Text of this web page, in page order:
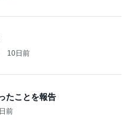
10日前
たことを報告
前